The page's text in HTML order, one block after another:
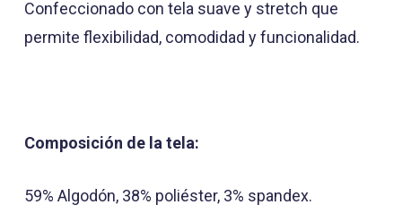
Confeccionado con tela suave y stretch que
permite flexibilidad, comodidad y funcionalidad.
Composición de la tela:
59% Algodón, 38% poliéster, 3% spandex.